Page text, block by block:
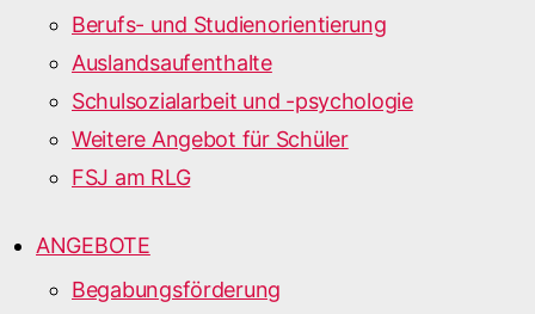
Berufs- und Studienorientierung
Auslandsaufenthalte
Schulsozialarbeit und -psychologie
Weitere Angebot für Schüler
FSJ am RLG
ANGEBOTE
Begabungsförderung